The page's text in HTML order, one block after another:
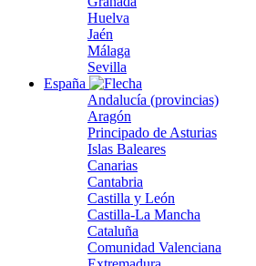
Huelva
Jaén
Málaga
Sevilla
España
Andalucía (provincias)
Aragón
Principado de Asturias
Islas Baleares
Canarias
Cantabria
Castilla y León
Castilla-La Mancha
Cataluña
Comunidad Valenciana